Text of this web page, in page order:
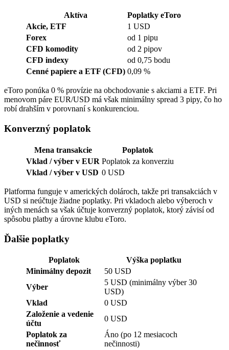
Aktíva
Poplatky eToro
Akcie, ETF
1 USD
Forex
od 1 pipu
CFD komodity
od 2 pipov
CFD indexy
od 0,75 bodu
Cenné papiere a ETF (CFD) 0,09 %
eToro ponúka 0 % provízie na obchodovanie s akciami a ETF. Pri
menovom páre EUR/USD má však minimálny spread 3 pipy, čo ho
robí drahším v porovnaní s konkurenciou.
Konverzný poplatok
Mena transakcie
Poplatok
Vklad / výber v EUR Poplatok za konverziu
Vklad / výber v USD 0 USD
Platforma funguje v amerických dolároch, takže pri transakciách v
USD si neúčtuje žiadne poplatky. Pri vkladoch alebo výberoch v
iných menách sa však účtuje konverzný poplatok, ktorý závisí od
spôsobu platby a úrovne klubu eToro.
Ďalšie poplatky
Poplatok
Výška poplatku
Minimálny depozit
50 USD
Výber
5 USD (minimálny výber 30
USD)
Vklad
0 USD
Založenie a vedenie
účtu
0 USD
Poplatok za
nečinnosť
Áno (po 12 mesiacoch
nečinnosti)